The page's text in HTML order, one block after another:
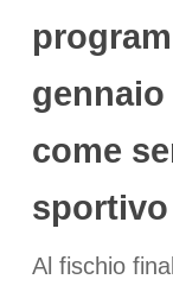
gennaio
come
sportivo
Al fischio